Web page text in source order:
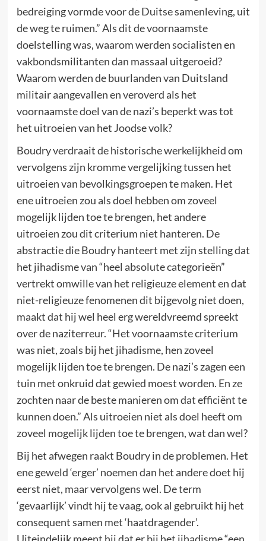
bedreiging vormde voor de Duitse samenleving, uit
de weg te ruimen.” Als dit de voornaamste
doelstelling was, waarom werden socialisten en
vakbondsmilitanten dan massaal uitgeroeid?
Waarom werden de buurlanden van Duitsland
militair aangevallen en veroverd als het
voornaamste doel van de nazi’s beperkt was tot
het uitroeien van het Joodse volk?
Boudry verdraait de historische werkelijkheid om
vervolgens zijn kromme vergelijking tussen het
uitroeien van bevolkingsgroepen te maken. Het
ene uitroeien zou als doel hebben om zoveel
mogelijk lijden toe te brengen, het andere
uitroeien zou dit criterium niet hanteren. De
abstractie die Boudry hanteert met zijn stelling dat
het jihadisme van “heel absolute categorieën”
vertrekt omwille van het religieuze element en dat
niet-religieuze fenomenen dit bijgevolg niet doen,
maakt dat hij wel heel erg wereldvreemd spreekt
over de naziterreur. “Het voornaamste criterium
was niet, zoals bij het jihadisme, hen zoveel
mogelijk lijden toe te brengen. De nazi’s zagen een
tuin met onkruid dat gewied moest worden. En ze
zochten naar de beste manieren om dat efficiënt te
kunnen doen.” Als uitroeien niet als doel heeft om
zoveel mogelijk lijden toe te brengen, wat dan wel?
Bij het afwegen raakt Boudry in de problemen. Het
ene geweld ‘erger’ noemen dan het andere doet hij
eerst niet, maar vervolgens wel. De term
‘gevaarlijk’ vindt hij te vaag, ook al gebruikt hij het
consequent samen met ‘haatdragender’.